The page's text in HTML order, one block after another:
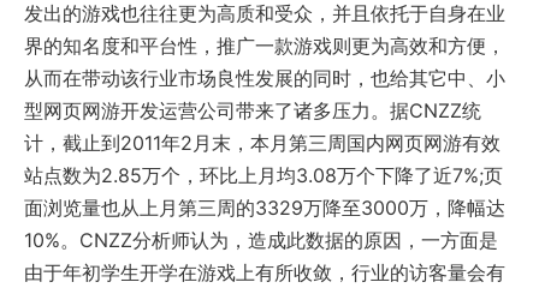
发出的游戏也往往更为高质和受众，并且依托于自身在业
界的知名度和平台性，推广一款游戏则更为高效和方便，
从而在带动该行业市场良性发展的同时，也给其它中、小
型网页网游开发运营公司带来了诸多压力。据CNZZ统
计，截止到2011年2月末，本月第三周国内网页网游有效
站点数为2.85万个，环比上月均3.08万个下降了近7%;页
面浏览量也从上月第三周的3329万降至3000万，降幅达
10%。CNZZ分析师认为，造成此数据的原因，一方面是
由于年初学生开学在游戏上有所收敛，行业的访客量会有